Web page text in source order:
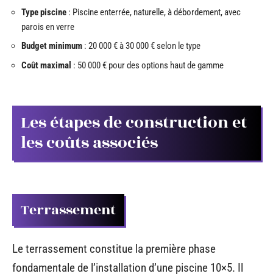
Type piscine : Piscine enterrée, naturelle, à débordement, avec
parois en verre
Budget minimum : 20 000 € à 30 000 € selon le type
Coût maximal : 50 000 € pour des options haut de gamme
Les étapes de construction et
les coûts associés
Terrassement
Le terrassement constitue la première phase
fondamentale de l’installation d’une piscine 10×5. Il